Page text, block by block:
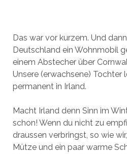
Das war vor kurzem. Und
Deutschland ein Wohnmobil
einem Abstecher über
Unsere (erwachsene) Tochter
permanent in Irland.
Macht Irland denn Sinn im
schon! Wenn du nicht zu
draussen verbringst, so wie
Mütze und ein paar warme